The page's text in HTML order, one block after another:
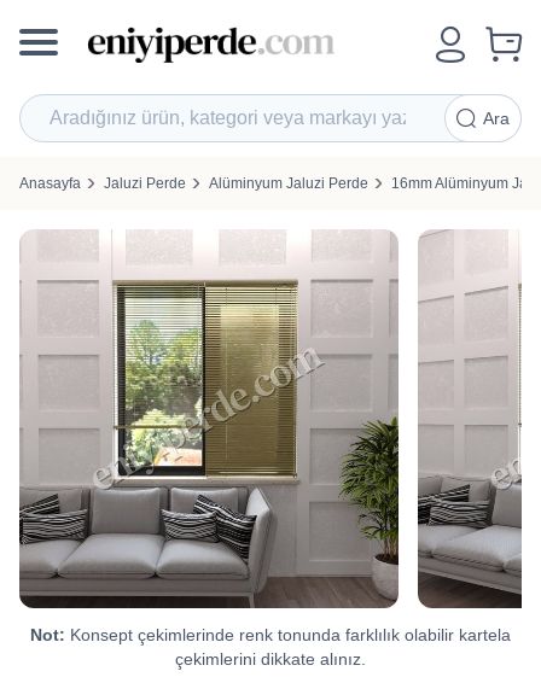
Ara
Anasayfa Jaluzi Perde Alüminyum Jaluzi Perde 16mm Alüminyum
Not: Konsept çekimlerinde renk tonunda farklılık olabilir kartela
çekimlerini dikkate alınız.